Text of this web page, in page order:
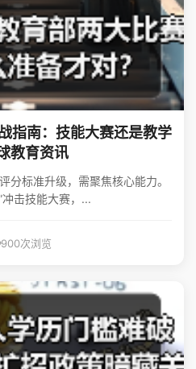
指南：技能大赛还是教学
教育资讯
分标准升级，需聚焦核心能力。
击技能大赛，...
900次浏览